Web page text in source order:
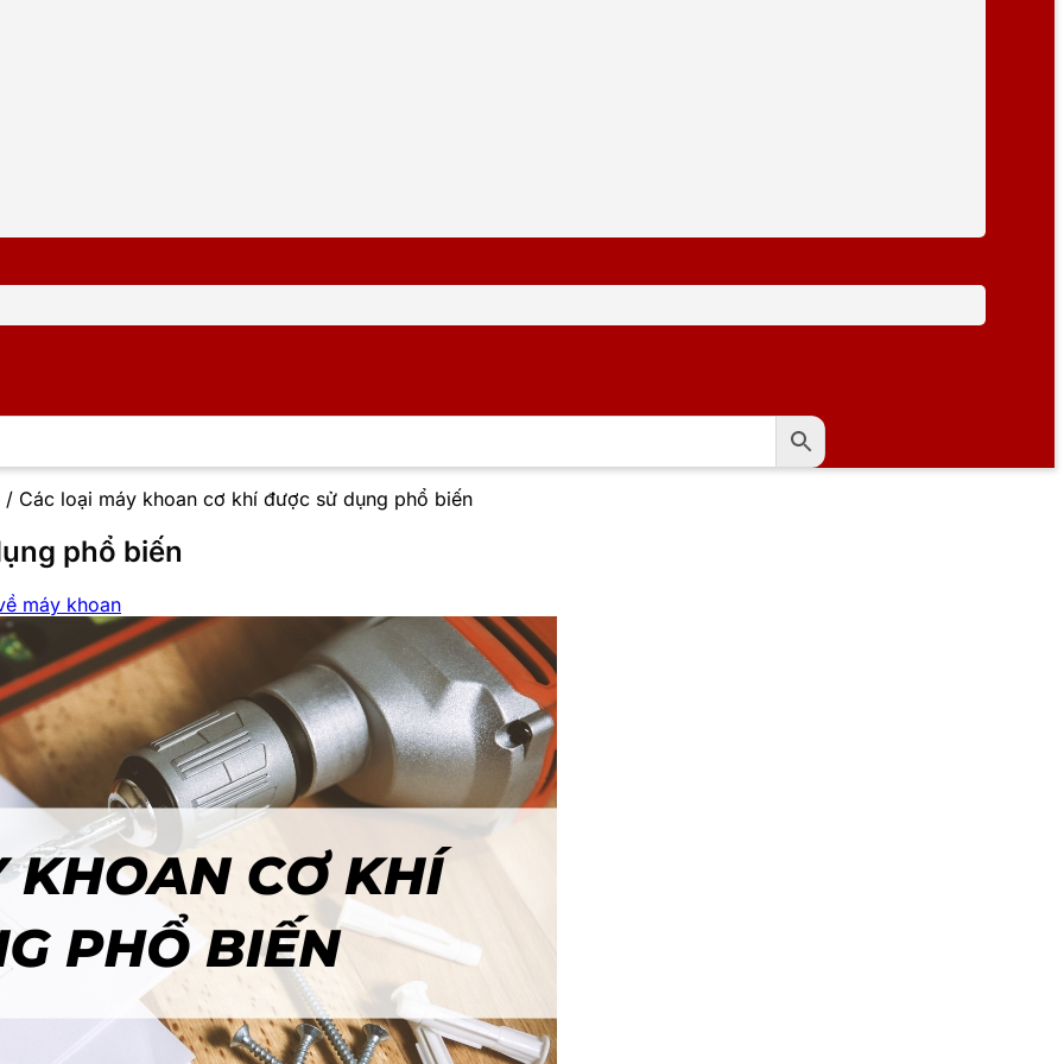
/ Các loại máy khoan cơ khí được sử dụng phổ biến
phổ biến
máy khoan